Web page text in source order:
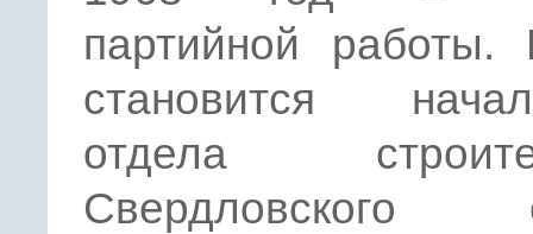
партийной работы.
становится
отдела
Свердловского